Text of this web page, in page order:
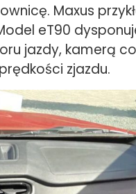
Maxus
eT90
jazdy, kamerą
zjazdu.